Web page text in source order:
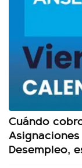
Cuándo
Desempleo,